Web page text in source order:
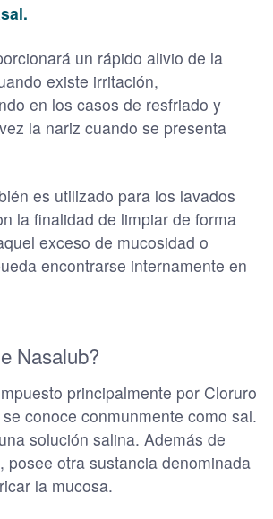
un rápido alivio de la
existe irritación,
en los casos de resfriado y
la nariz cuando se presenta
es utilizado para los lavados
la finalidad de limpiar de forma
exceso de mucosidad o
encontrarse internamente en
Nasalub?
principalmente por Cloruro
conoce conmunmente como sal.
solución salina. Además de
posee otra sustancia denominada
la mucosa.